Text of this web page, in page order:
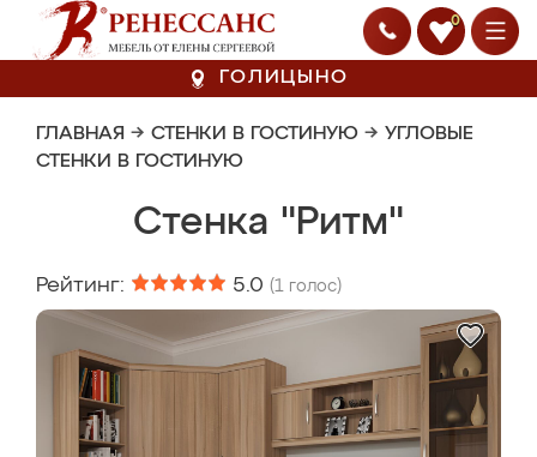
0
ГОЛИЦЫНО
ГЛАВНАЯ → СТЕНКИ В ГОСТИНУЮ → УГЛОВЫЕ
СТЕНКИ В ГОСТИНУЮ
Стенка "Ритм"
Рейтинг: 5.0 (1 голос)